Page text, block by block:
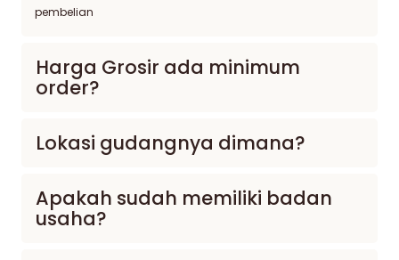
pembelian
Harga Grosir ada minimum
order?
Lokasi gudangnya dimana?
Apakah sudah memiliki badan
usaha?